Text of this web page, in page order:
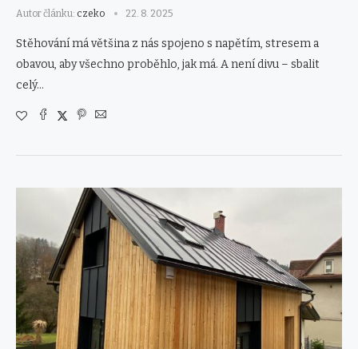
Autor článku: czeko 22. 8. 2025
Stěhování má většina z nás spojeno s napětím, stresem a
obavou, aby všechno proběhlo, jak má. A není divu – sbalit
celý…